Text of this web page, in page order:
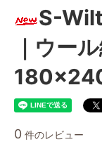
S-
｜ウー
0 件のレビュー